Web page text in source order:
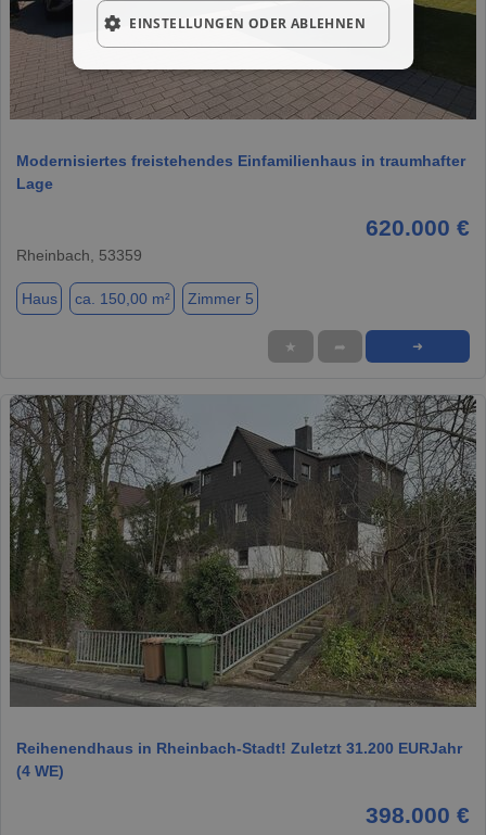
1 / 20
Modernisiertes freistehendes Einfamilienhaus in traumhafter
Lage
620.000 €
Rheinbach, 53359
Haus ca. 150,00 m² Zimmer 5
★ ➦ ➜
1 / 1
Reihenendhaus in Rheinbach-Stadt! Zuletzt 31.200 EURJahr
(4 WE)
398.000 €
EINSTELLUNGEN ODER ABLEHNEN